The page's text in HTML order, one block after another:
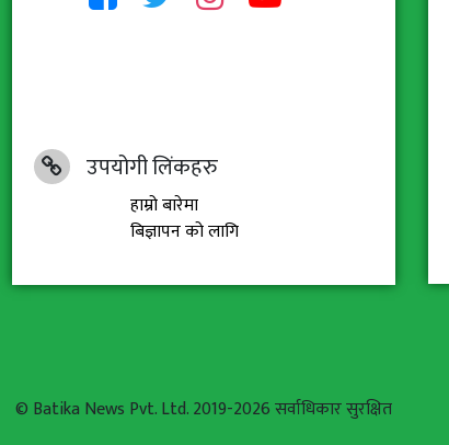
उपयोगी लिंकहरु
हाम्रो बारेमा
बिज्ञापन को लागि
© Batika News Pvt. Ltd. 2019-2026 सर्वाधिकार सुरक्षित